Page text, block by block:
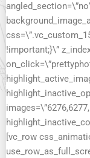
!important;}\”
[vc_row